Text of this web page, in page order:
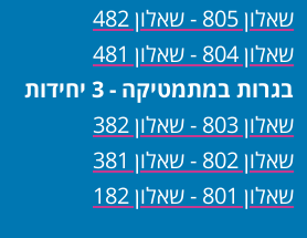
שאלון 805 - שאלון 482
שאלון 804 - שאלון 481
בגרות במתמטיקה - 3 יחידות
שאלון 803 - שאלון 382
שאלון 802 - שאלון 381
שאלון 801 - שאלון 182